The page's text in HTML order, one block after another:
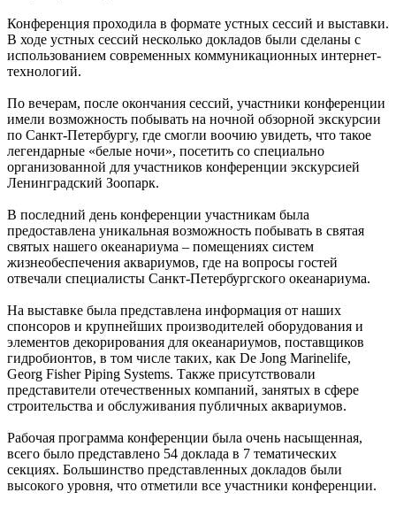
Конференция проходила в формате устных сессий и выставки.
В ходе устных сессий несколько докладов были сделаны с
использованием современных коммуникационных интернет-
технологий.
По вечерам, после окончания сессий, участники конференции
имели возможность побывать на ночной обзорной экскурсии
по Санкт-Петербургу, где смогли воочию увидеть, что такое
легендарные «белые ночи», посетить со специально
организованной для участников конференции экскурсией
Ленинградский Зоопарк.
В последний день конференции участникам была
предоставлена уникальная возможность побывать в святая
святых нашего океанариума – помещениях систем
жизнеобеспечения аквариумов, где на вопросы гостей
отвечали специалисты Санкт-Петербургского океанариума.
На выставке была представлена информация от наших
спонсоров и крупнейших производителей оборудования и
элементов декорирования для океанариумов, поставщиков
гидробионтов, в том числе таких, как De Jong Marinelife,
Georg Fisher Piping Systems. Также присутствовали
представители отечественных компаний, занятых в сфере
строительства и обслуживания публичных аквариумов.
Рабочая программа конференции была очень насыщенная,
всего было представлено 54 доклада в 7 тематических
секциях. Большинство представленных докладов были
высокого уровня, что отметили все участники конференции.